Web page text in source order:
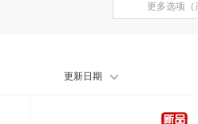
更多选项
更新日期